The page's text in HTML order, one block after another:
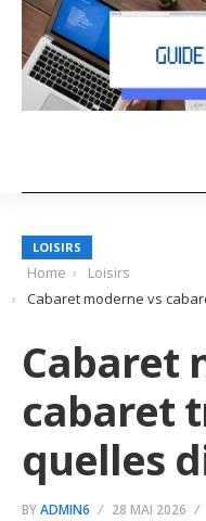
LOISIRS
Home
Loisirs
Cabaret moderne vs
Cabaret
cabaret
quelles
BYADMIN6 28 MAI 2026